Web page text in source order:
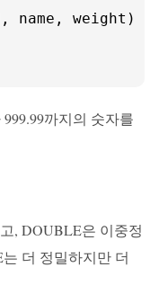
name, weight)
까지의 숫자를
, DOUBLE은 이중정
더 정밀하지만 더